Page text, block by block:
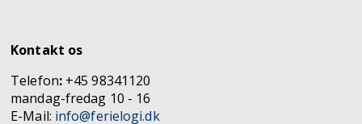
Kontakt os
Telefon:+45 98341120
mandag-fredag 10 - 16
E-Mail: info@ferielogi.dk